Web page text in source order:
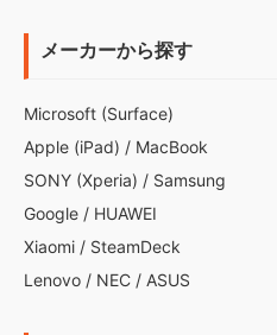
メーカーから探す
Microsoft (Surface)
Apple (iPad) / MacBook
SONY (Xperia) / Samsung
Google / HUAWEI
Xiaomi / SteamDeck
Lenovo / NEC / ASUS